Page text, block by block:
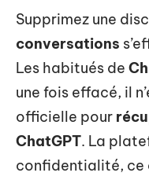
Supprimez une
conversations
Les habitués de
une fois effacé, il
officielle pour
ChatGPT. La
confidentialité, ce